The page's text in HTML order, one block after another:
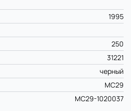
1995
250
31221
черный
MC29
MC29-1020037